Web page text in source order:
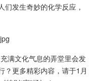
发生奇妙的化学反应，
满文化气息的弄堂里会发
？更多精彩内容，请于1月